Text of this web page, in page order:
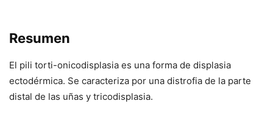
Resumen
El pili torti-onicodisplasia es una forma de displasia
ectodérmica. Se caracteriza por una distrofia de la parte
distal de las uñas y tricodisplasia.